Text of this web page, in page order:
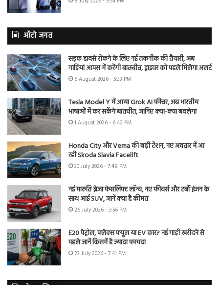
ऑटो जगत
सड़क हादसे रोकने के लिए नई तकनीक की तैयारी, अब
गाड़ियां आपस में करेंगी बातचीत, ड्राइवर को पहले मिलेगा अलर्ट
6 August 2026 - 5:33 PM
Tesla Model Y में आया Grok AI फीचर, अब भारतीय
भाषाओं में कर सकेंगे बातचीत, जानिए क्या-क्या बदलेगा
1 August 2026 - 6:42 PM
Honda City और Verna की बढ़ी टेंशन, नए अवतार में आ
रही Skoda Slavia Facelift
30 July 2026 - 7:48 PM
नई मारुति ब्रेजा फेसलिफ्ट लॉन्च, नए फीचर्स और टर्बो इंजन के
साथ आई SUV, जानें क्या है कीमत
26 July 2026 - 3:56 PM
E20 पेट्रोल, फ्लेक्स फ्यूल या EV कार? नई गाड़ी खरीदने से
पहले जानें किसमें है ज्यादा फायदा
23 July 2026 - 7:41 PM